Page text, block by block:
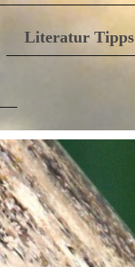
Literatur Tipps